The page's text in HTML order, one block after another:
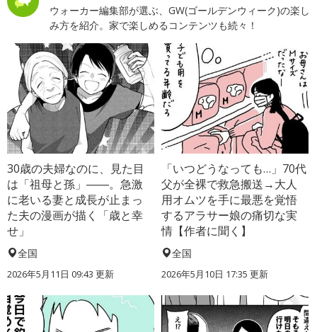
ウォーカー編集部が選ぶ、GW(ゴールデンウィーク)の楽し
み方を紹介。家で楽しめるコンテンツも続々！
30歳の夫婦なのに、見た目
は「祖母と孫」――。急激
に老いる妻と成長が止まっ
た夫の漫画が描く「歳と幸
せ」
全国
2026年5月11日 09:43 更新
「いつどうなっても…」70代
父が全裸で救急搬送→大人
用オムツを手に最悪を覚悟
するアラサー娘の痛切な実
情【作者に聞く】
全国
2026年5月10日 17:35 更新